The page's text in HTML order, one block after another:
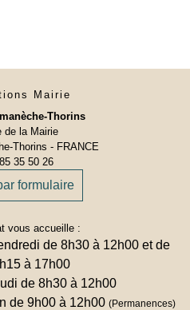
Mairie
Thorins
de la Mairie
Thorins - FRANCE
35 50 26
formulaire
vous accueille :
de 8h30 à 12h00 et de
à 17h00
de 8h30 à 12h00
de 9h00 à 12h00 (Permanences)